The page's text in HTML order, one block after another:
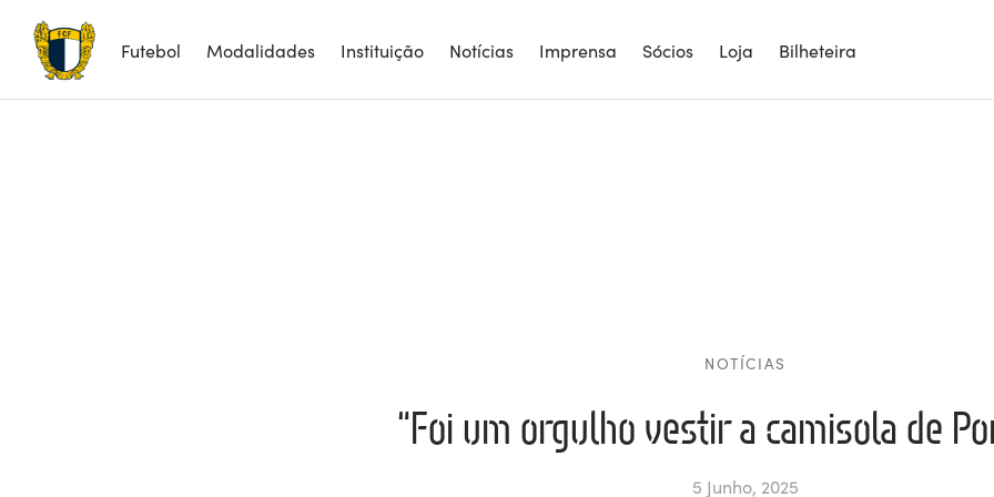
Futebol Modalidades Instituição Notícias Imprensa Sócios Loja Bilheteira
NOTÍCIAS
“Foi um orgulho vestir a camisola de
5 Junho, 2025